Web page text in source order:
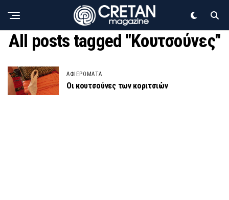
All posts tagged "Κουτσούνες"
ΑΦΙΕΡΩΜΑΤΑ
Οι κουτσούνες των κοριτσιών